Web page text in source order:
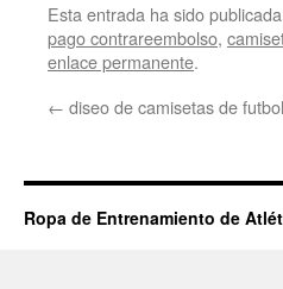
Esta entrada ha sido
pago contrareembolso,
enlace permanente.
← diseo de camisetas de
Ropa de Entrenamiento de